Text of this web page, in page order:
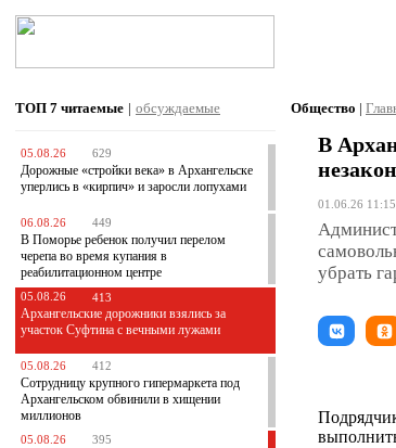
ТОП 7 читаемые | обсуждаемые
05.08.26 629
Дорожные «стройки века» в Архангельске
уперлись в «кирпич» и заросли лопухами
06.08.26 449
В Поморье ребенок получил перелом
черепа во время купания в
реабилитационном центре
05.08.26 413
Архангельские дорожники взялись за
участок Суфтина с вечными лужами
05.08.26 412
Сотрудницу крупного гипермаркета под
Архангельском обвинили в хищении
миллионов
05.08.26 395
Общество |
В
01.06.26 11:15
убрать